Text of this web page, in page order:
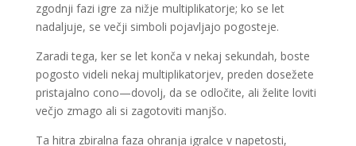
zgodnji fazi igre za nižje multiplikatorje; ko se let
nadaljuje, se večji simboli pojavljajo pogosteje.
Zaradi tega, ker se let konča v nekaj sekundah, boste
pogosto videli nekaj multiplikatorjev, preden dosežete
pristajalno cono—dovolj, da se odločite, ali želite loviti
večjo zmago ali si zagotoviti manjšo.
Ta hitra zbiralna faza ohranja igralce v napetosti,